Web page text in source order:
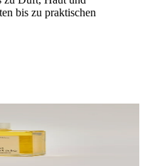
bis zu praktischen